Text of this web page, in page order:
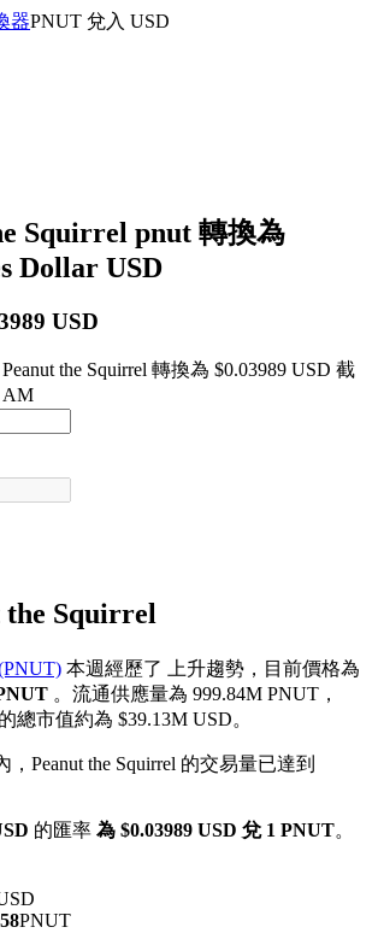
算的永續合約
保證金的永續合約
貴金屬及大宗商品衍生性商品
器PNUT 兌入 USD
Squirrel pnut 轉換為
Dollar USD
USD
the Squirrel 轉換為 $0.03989 USD 截
AM
the Squirrel
本週經歷了 上升趨勢，目前價格為
。流通供應量為 999.84M PNUT，
總市值約為 $39.13M USD。
Peanut the Squirrel 的交易量已達到
的匯率 為 $0.03989 USD 兌 1 PNUT。
PNUT